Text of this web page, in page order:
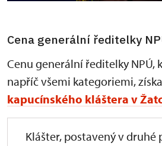
Cena generální ředitelky
Cenu generální ředitelky NPÚ,
napříč všemi kategoriemi,
kapucínského kláštera v
Klášter, postavený v druhé